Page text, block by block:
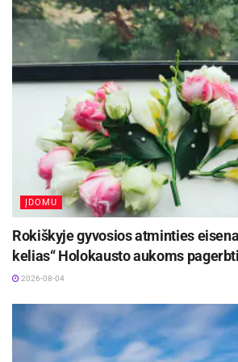
Aktualios naujienos
Festivalį „ConTempo“
pasirodymas aštuonių
Santakoje
2026-08-05
Lietuvos kino legenda
Puipa ir kino režisierė
vasarą svečiuosis
2026-08-04
„Pinu advento vainikus,
floristikos kompozicijas.
paviršiaus. Štai iš lempos
anūkėlės labiausiai
ĮDOMU
Rokiškyje gyvosios atminties
kelias“ Holokausto aukoms pagerbti
2026-08-04